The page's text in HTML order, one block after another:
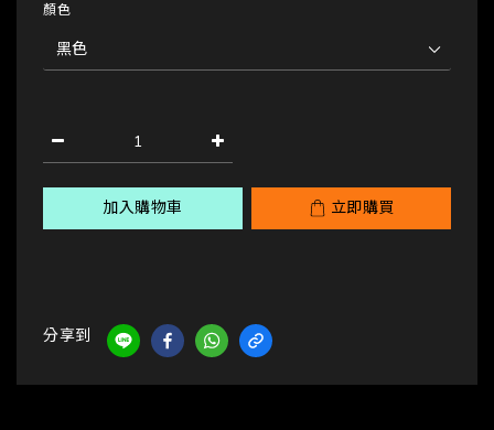
顏色
加入購物車 立即購買
分享到